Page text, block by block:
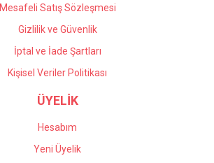
Mesafeli Satış Sözleşmesi
Gizlilik ve Güvenlik
İptal ve İade Şartları
Kişisel Veriler Politikası
ÜYELİK
Hesabım
Yeni Üyelik